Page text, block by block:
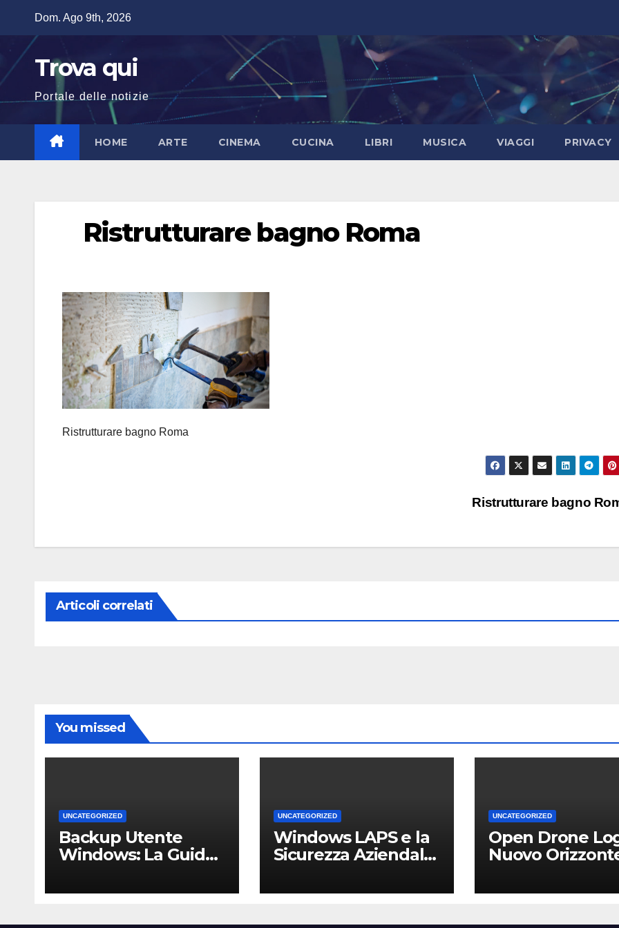
contenuto
Dom. Ago 9th, 2026
Trova qui
Portale delle notizie
HOME ARTE CINEMA CUCINA LIBRI MUSICA VIAGGI PRIVACY
Ristrutturare bagno Roma
Ristrutturare bagno Roma
Ristrutturare bagno
Articoli correlati
You missed
UNCATEGORIZED
Backup Utente
Windows: La Guida
Perdere i Tuoi Dati
dell’Ufficio
UNCATEGORIZED
Windows LAPS e la
Sicurezza Aziendale:
Competitivo per le
UNCATEGORIZED
Open Drone
Nuovo
Professionisti